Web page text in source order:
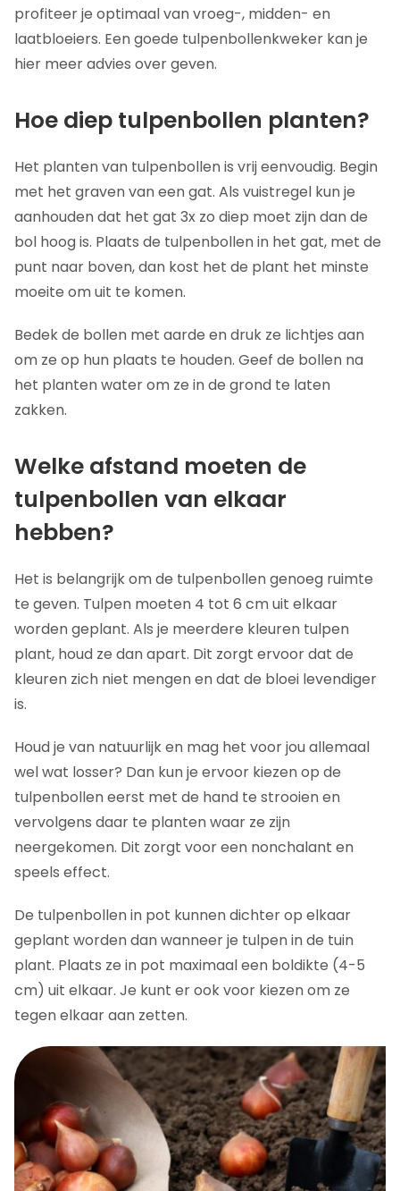
profiteer je optimaal van vroeg-, midden- en
laatbloeiers. Een goede tulpenbollenkweker kan je
hier meer advies over geven.
Hoe diep tulpenbollen planten?
Het planten van tulpenbollen is vrij eenvoudig. Begin
met het graven van een gat. Als vuistregel kun je
aanhouden dat het gat 3x zo diep moet zijn dan de
bol hoog is. Plaats de tulpenbollen in het gat, met de
punt naar boven, dan kost het de plant het minste
moeite om uit te komen.
Bedek de bollen met aarde en druk ze lichtjes aan
om ze op hun plaats te houden. Geef de bollen na
het planten water om ze in de grond te laten
zakken.
Welke afstand moeten de
tulpenbollen van elkaar
hebben?
Het is belangrijk om de tulpenbollen genoeg ruimte
te geven. Tulpen moeten 4 tot 6 cm uit elkaar
worden geplant. Als je meerdere kleuren tulpen
plant, houd ze dan apart. Dit zorgt ervoor dat de
kleuren zich niet mengen en dat de bloei levendiger
is.
Houd je van natuurlijk en mag het voor jou allemaal
wel wat losser? Dan kun je ervoor kiezen op de
tulpenbollen eerst met de hand te strooien en
vervolgens daar te planten waar ze zijn
neergekomen. Dit zorgt voor een nonchalant en
speels effect.
De tulpenbollen in pot kunnen dichter op elkaar
geplant worden dan wanneer je tulpen in de tuin
plant. Plaats ze in pot maximaal een boldikte (4-5
cm) uit elkaar. Je kunt er ook voor kiezen om ze
tegen elkaar aan zetten.